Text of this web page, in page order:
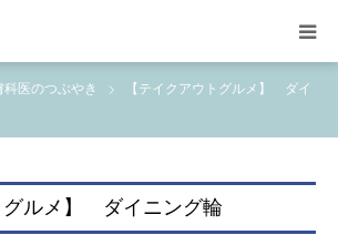
科医のつぶやき
【テイクアウトグルメ】 ダイ
グルメ】 ダイニング輪